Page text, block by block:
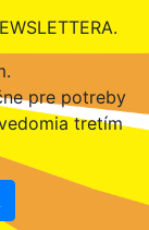
pre potreby
tretím